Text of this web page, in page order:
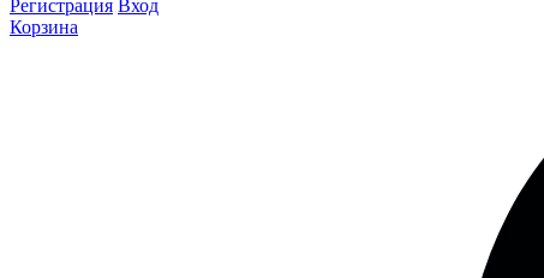
Регистрация Вход
Корзина